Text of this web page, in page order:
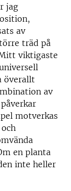
jag
av
träd på
viktigaste
överallt
av
motverkas
en planta
inte heller